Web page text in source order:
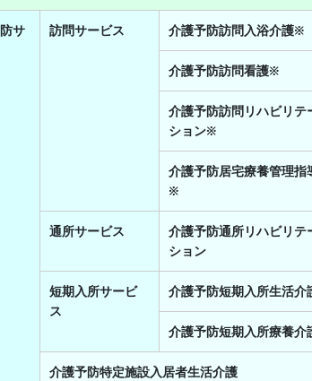
サ
訪問サービス 介護予防訪問入浴介護※
介護予防訪問看護※
介護予防訪問リハビリテ
ション※
介護予防居宅療養管理指
※
通所サービス
介護予防通所リハビリテ
ション
短期入所サービ
ス
介護予防短期入所生活介
介護予防短期入所療養介
介護予防特定施設入居者生活介護